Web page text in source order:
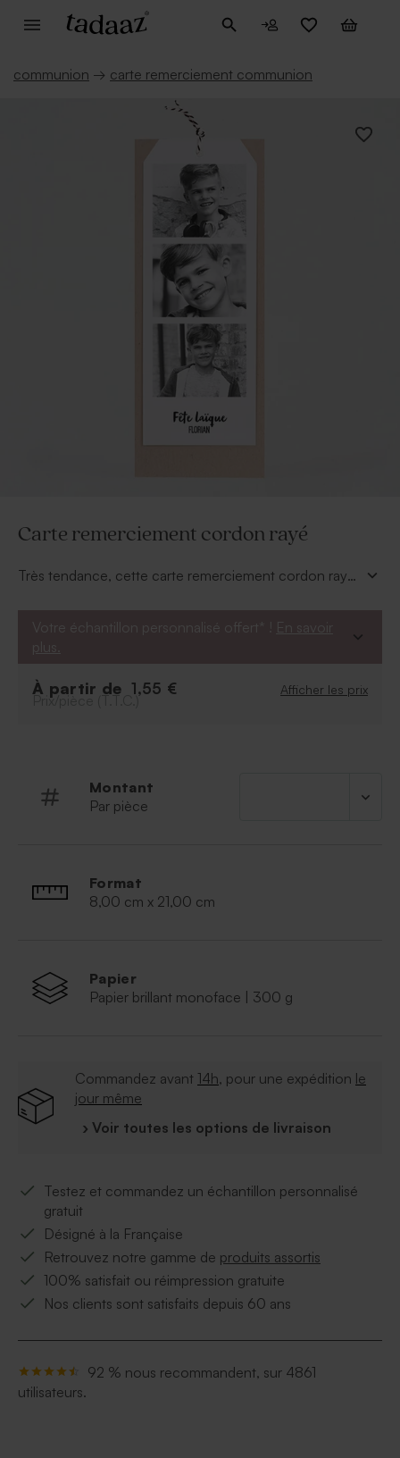
communion → carte remerciement communion
Carte remerciement cordon rayé
Très tendance, cette carte remerciement cordon rayé
les plus beaux clichés du communiant et sur la 2ème
carte, inscrivez vos mots les plus sincères.
dragées.
Votre échantillon personnalisé offert* ! En savoir
plus.
À partir de 1,55 € Afficher les prix
Prix/pièce (T.T.C.)
Montant
Par pièce
Format
8,00 cm x 21,00 cm
Papier
Papier brillant monoface | 300 g
Commandez avant 14h, pour une expédition le
jour même
› Voir toutes les options de livraison
Testez et commandez un échantillon personnalisé
gratuit
Désigné à la Française
Retrouvez notre gamme de produits assortis
100% satisfait ou réimpression gratuite
Nos clients sont satisfaits depuis 60 ans
92 % nous recommandent, sur 4861
utilisateurs.